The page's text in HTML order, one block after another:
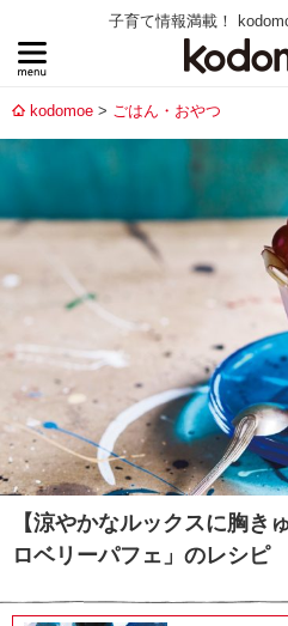
子育て情報満載！
kodomoe ごはん・おやつ
【涼やかなルックスに胸き
ロベリーパフェ」のレシピ